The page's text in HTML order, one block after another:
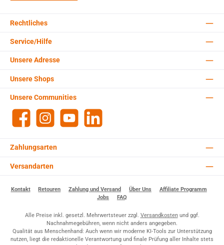
Rechtliches
Service/Hilfe
Zahlungsarten
Versandarten
Unsere Adresse
Unsere Communities
Facebook Instagram YouTube
Unsere Shops
Kontakt Retouren Zahlung und Versand Über Uns
Affiliate Programm
Jobs
FAQ
Alle Preise inkl. gesetzl. Mehrwertsteuer zzgl. Versandkostenund ggf.
Nachnahmegebühren, wenn nicht anders angegeben.
Qualität aus Menschenhand: Auch wenn wir moderne KI-Tools zur Unterstützung
nutzen, liegt die redaktionelle Verantwortung und finale Prüfung aller Inhalte stets